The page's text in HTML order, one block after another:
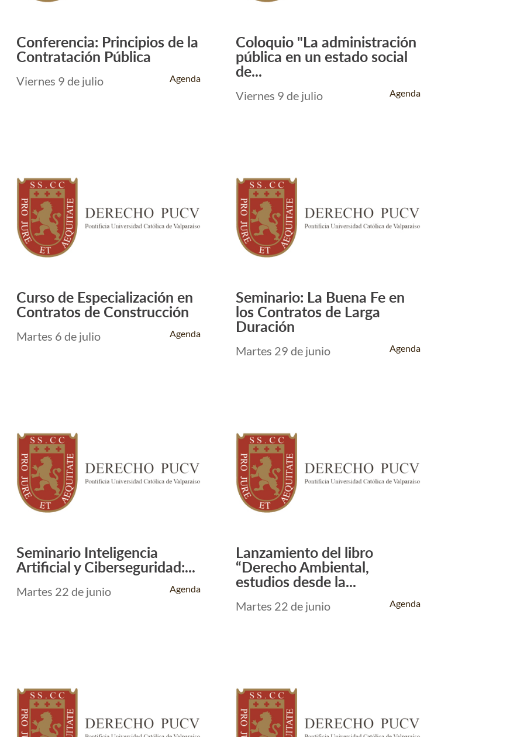
Leer Más +
Conferencia: Principios de la
Contratación Pública
Viernes 9 de julio Agenda
Leer Más +
Coloquio "La administración
pública en un estado social
de...
Viernes 9 de julio Agenda
Leer Más +
Curso de Especialización en
Contratos de Construcción
Martes 6 de julio Agenda
Leer Más +
Seminario: La Buena Fe en
los Contratos de Larga
Duración
Martes 29 de junio Agenda
Leer Más +
Seminario Inteligencia
Artificial y Ciberseguridad:...
Martes 22 de junio Agenda
Leer Más +
Lanzamiento del libro
“Derecho Ambiental,
estudios desde la...
Martes 22 de junio Agenda